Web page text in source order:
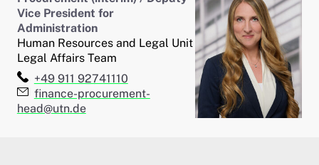
Menü aufklappen
Menü aufklappen
Menü aufklappen
Vice President for
Administration
Human Resources and Legal Unit
Legal Affairs Team
Telefon:
+49 911 92741110
E-Mail:finance-procurement-
head@utn.de